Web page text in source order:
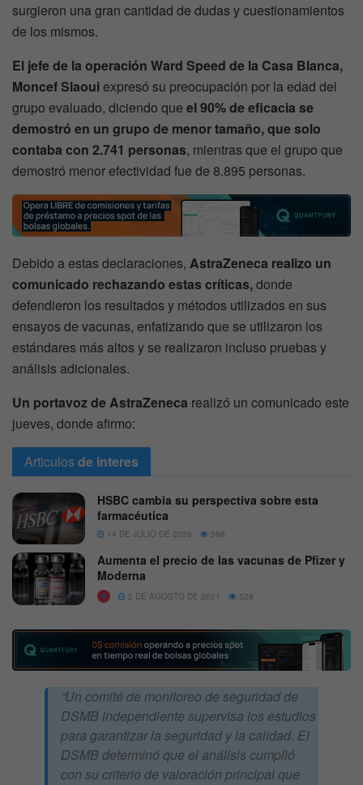
surgieron una gran cantidad de dudas y cuestionamientos
de los mismos.
El jefe de la operación Ward Speed de la Casa Blanca,
Moncef Slaouiexpresó su preocupación por la edad del
grupo evaluado, diciendo que el 90% de eficacia se
demostró en un grupo de menor tamaño, que solo
contaba con 2.741 personas, mientras que el grupo que
demostró menor efectividad fue de 8.895 personas.
Debido a estas declaraciones, AstraZeneca realizo un
comunicado rechazando estas críticas,donde
defendieron los resultados y métodos utilizados en sus
ensayos de vacunas, enfatizando que se utilizaron los
estándares más altos y se realizaron incluso pruebas y
análisis adicionales.
Un portavoz de AstraZeneca realizó un comunicado este
jueves, donde afirmo:
Articulosde interes
HSBC cambia su perspectiva sobre esta
farmacéutica
14 DE JULIO DE 2026 568
Aumenta el precio de las vacunas de Pfizer y
Moderna
2 DE AGOSTO DE 2021 528
“Un comité de monitoreo de seguridad de
DSMB independiente supervisa los estudios
para garantizar la seguridad y la calidad. El
DSMB determinó que el análisis cumplió
con su criterio de valoración principal que